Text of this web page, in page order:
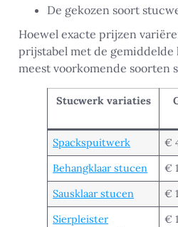
De gekozen soort
Hoewel exacte prijzen
prijstabel met de gemiddelde
meest voorkomende soorten
Stucwerk variaties
Spackspuitwerk
€
Behangklaar stucen
€
Sausklaar stucen
€
Sierpleister
€